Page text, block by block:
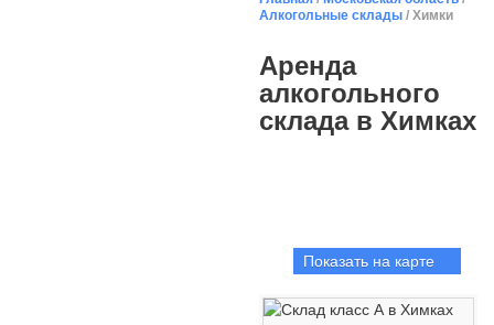
Алкогольные склады / Химки
Аренда
алкогольного
склада в Химках
Показать на карте